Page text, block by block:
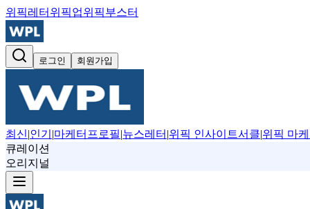
위픽레터 위픽업위픽부스터
로그인 회원가입
최신|인기 |마케터프로필|뉴스레터 |위픽 인사이트서클|위픽 마케
큐레이션
오리지널